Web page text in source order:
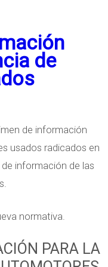
de
de información
usados radicados en
información de las
normativa.